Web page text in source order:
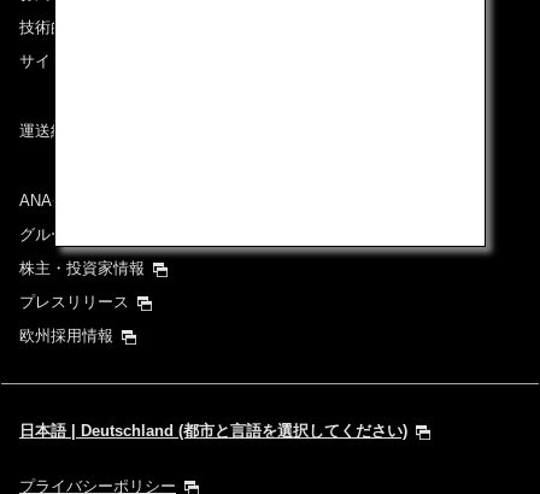
技術的なお問い合わせ（推奨環境）
サイトマップ
運送約款
ANAグループについて
グループ企業一覧
株主・投資家情報
プレスリリース
欧州採用情報
日本語 | Deutschland (都市と言語を選択してください)
プライバシーポリシー